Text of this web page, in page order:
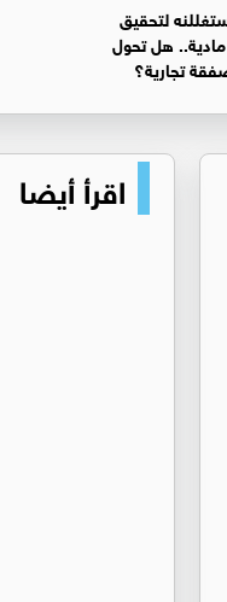
لتحقيق
هل تحول
تجارية؟
اقرأ أيضا